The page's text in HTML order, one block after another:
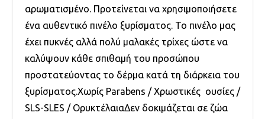
αρωματισμένο. Προτείνεται να χρησιμοποιήσετε
ένα αυθεντικό πινέλο ξυρίσματος. Το πινέλο μας
έχει πυκνές αλλά πολύ μαλακές τρίχες ώστε να
καλύψουν κάθε σπιθαμή του προσώπου
προστατεύοντας το δέρμα κατά τη διάρκεια του
ξυρίσματος.Χωρίς Parabens / Χρωστικές ουσίες /
SLS-SLES / ΟρυκτέλαιαΔεν δοκιμάζεται σε ζώα